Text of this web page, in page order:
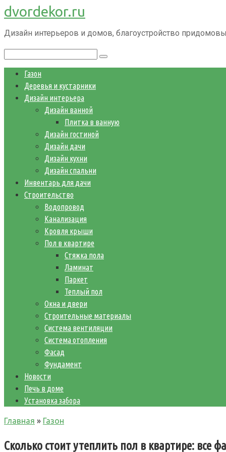
Перейти
к
контенту
dvordekor.ru
Дизайн интерьеров и домов, благоустройство
Газон
Деревья и кустарники
Дизайн интерьера
Дизайн ванной
Плитка в ванную
Дизайн гостиной
Дизайн дачи
Дизайн кухни
Дизайн спальни
Инвентарь для дачи
Строительство
Водопровод
Канализация
Кровля крыши
Пол в квартире
Стяжка пола
Ламинат
Паркет
Теплый пол
Окна и двери
Строительные материалы
Система вентиляции
Система отопления
Фасад
Фундамент
Новости
Печь в доме
Установка забора
Главная » Газон
Сколько стоит утеплить пол в квартире: все